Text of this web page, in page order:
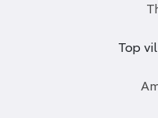
Top